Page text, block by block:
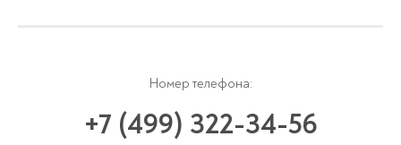
Номер телефона:
+7 (499) 322-34-56